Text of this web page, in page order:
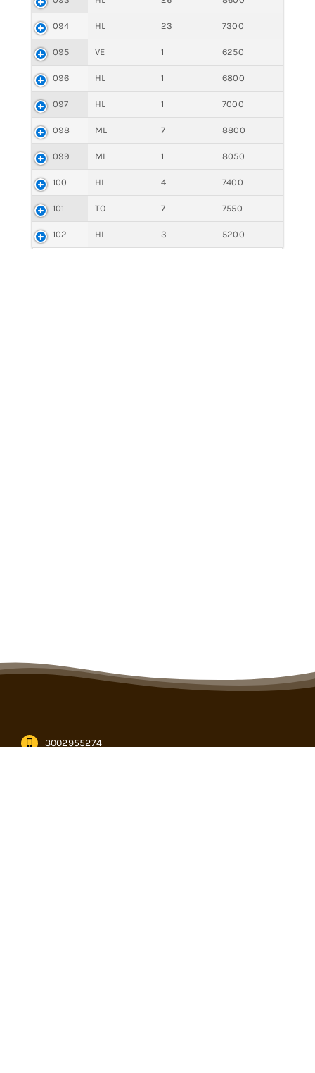
094 HL 23 7300
095 VE 1 6250
096 HL 1 6800
097 HL 1 7000
098 ML 7 8800
099 ML 1 8050
100 HL 4 7400
101 TO 7 7550
102 HL 3 5200
3002955274